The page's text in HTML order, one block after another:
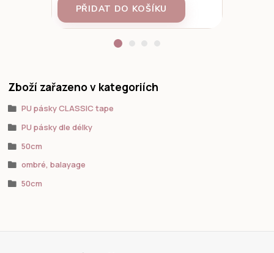
PŘIDAT DO KOŠÍKU
Zboží zařazeno v kategoriích
PU pásky CLASSIC tape
PU pásky dle délky
50cm
ombré, balayage
50cm